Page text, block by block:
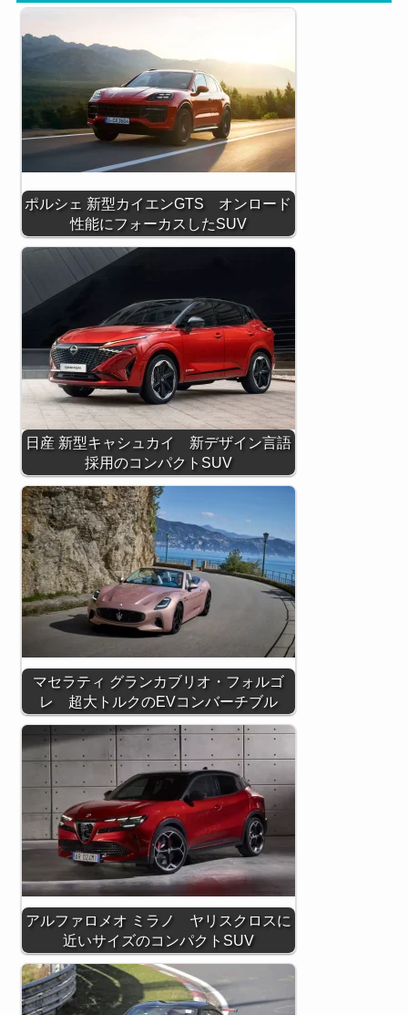
ポルシェ 新型カイエンGTS オンロード
性能にフォーカスしたSUV
日産 新型キャシュカイ 新デザイン言語
採用のコンパクトSUV
マセラティ グランカブリオ・フォルゴ
レ 超大トルクのEVコンバーチブル
アルファロメオ ミラノ ヤリスクロスに
近いサイズのコンパクトSUV